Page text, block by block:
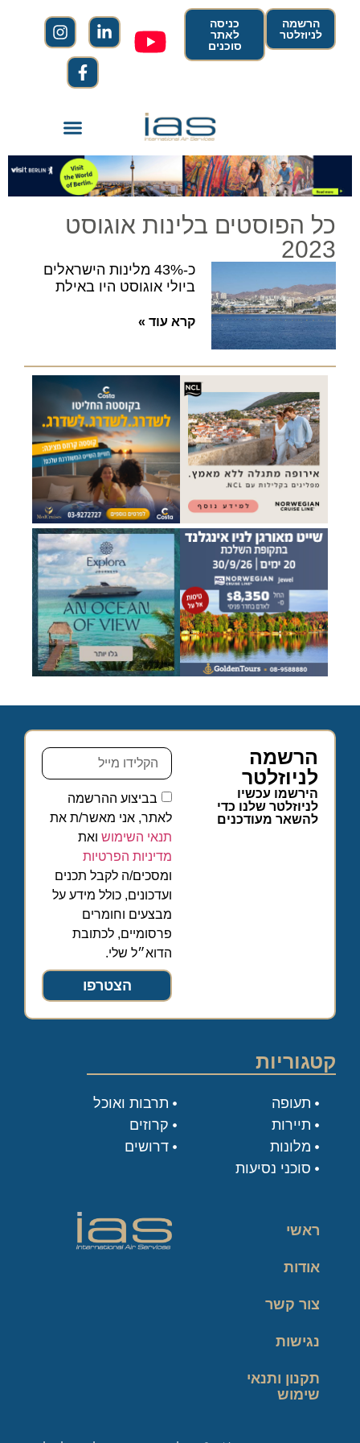
הרשמה
לניוזלטר
כניסה
לאתר
סוכנים
כל הפוסטים בלינות אוגוסט
2023
כ-43% מלינות הישראלים
ביולי אוגוסט היו באילת
קרא עוד »
הרשמה
לניוזלטר
הירשמו עכשיו
לניוזלטר שלנו כדי
להשאר מעודכנים
בביצוע ההרשמה
לאתר, אני מאשר/ת את
תנאי השימוש ואת
מדיניות הפרטיות
ומסכים/ה לקבל תכנים
ועדכונים, כולל מידע על
מבצעים וחומרים
פרסומיים, לכתובת
הדוא״ל שלי.
הצטרפו
קטגוריות
תעופה
תיירות
מלונות
סוכני נסיעות
תרבות ואוכל
קרוזים
דרושים
ראשי
אודות
צור קשר
נגישות
תקנון ותנאי
שימוש